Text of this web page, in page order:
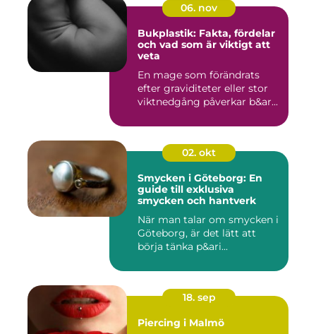
06. nov
Bukplastik: Fakta, fördelar
och vad som är viktigt att
veta
En mage som förändrats
efter graviditeter eller stor
viktnedgång påverkar b&ar...
02. okt
Smycken i Göteborg: En
guide till exklusiva
smycken och hantverk
När man talar om smycken i
Göteborg, är det lätt att
börja tänka p&ari...
18. sep
Piercing i Malmö